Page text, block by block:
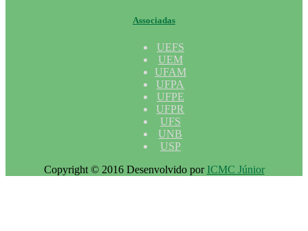
Associadas
UEFS
UEM
UFAM
UFPA
UFPE
UFPR
UFS
UNB
USP
Copyright © 2016 Desenvolvido por ICMC Júnior